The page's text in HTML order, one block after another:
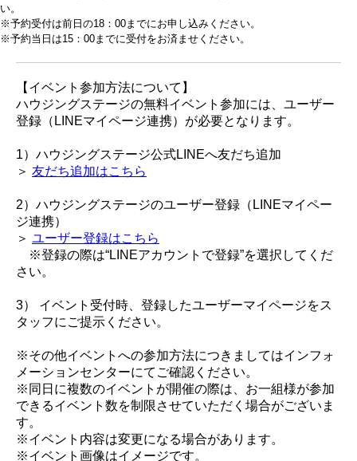
い。
※予約受付は前日の18：00までにお申し込みください。
※予約当日は15：00までに受付をお済ませください。
【イベント参加方法について】
ハウジングステージの無料イベント参加には、ユーザー
登録（LINEマイページ連携）が必要となります。
1）ハウジングステージ公式LINEへ友だち追加
＞ 友だち追加はこちら
2）ハウジングステージのユーザー登録（LINEマイペー
ジ連携）
＞ ユーザー登録はこちら
※登録の際は“LINEアカウントで登録”を選択してくだ
さい。
3） イベント受付時、登録したユーザーマイページをス
タッフにご提示ください。
※その他イベントへの参加方法につきましてはインフォ
メーションセンターにてご確認ください。
※同日に複数のイベントが開催の際は、お一組様が参加
できるイベント数を制限させていただく場合がございま
す。
※イベント内容は変更になる場合があります。
※イベント画像はイメージです。